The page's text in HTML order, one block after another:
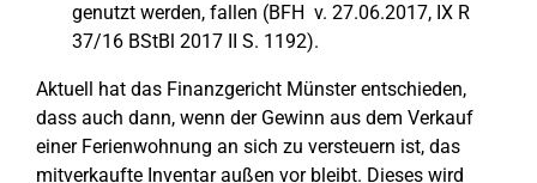
genutzt werden, fallen (BFH v. 27.06.2017, IX R
37/16 BStBl 2017 II S. 1192).
Aktuell hat das Finanzgericht Münster entschieden,
dass auch dann, wenn der Gewinn aus dem Verkauf
einer Ferienwohnung an sich zu versteuern ist, das
mitverkaufte Inventar außen vor bleibt. Dieses wird